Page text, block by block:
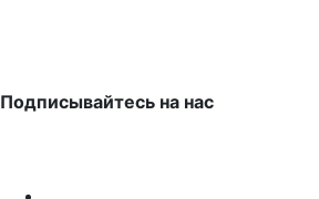
Подписывайтесь на нас